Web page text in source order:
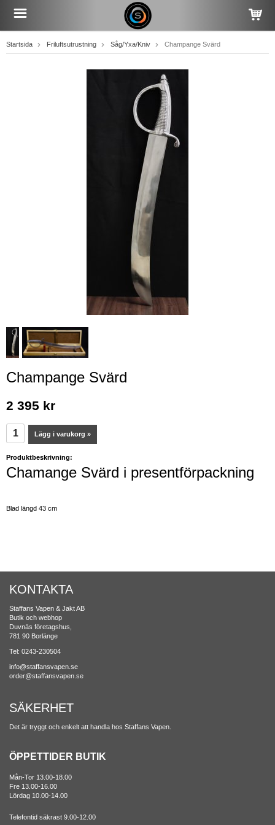
Startsida Friluftsutrustning Såg/Yxa/Kniv Champange Svärd
Champange Svärd
2 395 kr
Lägg i varukorg »
Produktbeskrivning:
Chamange Svärd i presentförpackning
Blad längd 43 cm
KONTAKTA
Staffans Vapen & Jakt AB
Butik och webhop
Duvnäs företagshus,
781 90 Borlänge
Tel: 0243-230504
info@staffansvapen.se
order@staffansvapen.se
SÄKERHET
Det är tryggt och enkelt att handla hos Staffans Vapen.
ÖPPETTIDER BUTIK
Mån-Tor 13.00-18.00
Fre 13.00-16.00
Lördag 10.00-14.00
Telefontid säkrast 9.00-12.00